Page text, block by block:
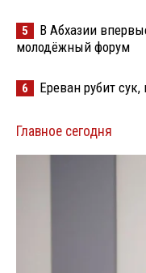
5
В Абхазии
молодёжный форум
6 Ереван рубит
Главное сегодня